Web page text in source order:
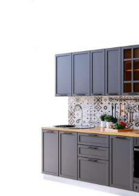
Строительство и ремонт
Обувь для дома и дачи
Акции